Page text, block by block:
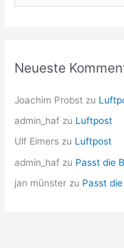
n
:
Neueste
Joachim Probst zu
admin_haf zu Luftpost
Ulf Eimers zu Luftpost
admin_haf zu Passt die
jan münster zu Passt